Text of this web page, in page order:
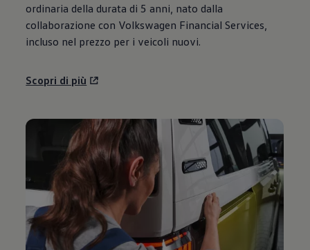
ordinaria della durata di 5 anni, nato dalla
collaborazione con Volkswagen Financial Services,
incluso nel prezzo per i veicoli nuovi.
Scopri di più